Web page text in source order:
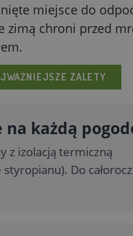
miejsce do
zimą chroni przed
ZALETY
na każdą
z izolacją termiczną
styropianu). Do